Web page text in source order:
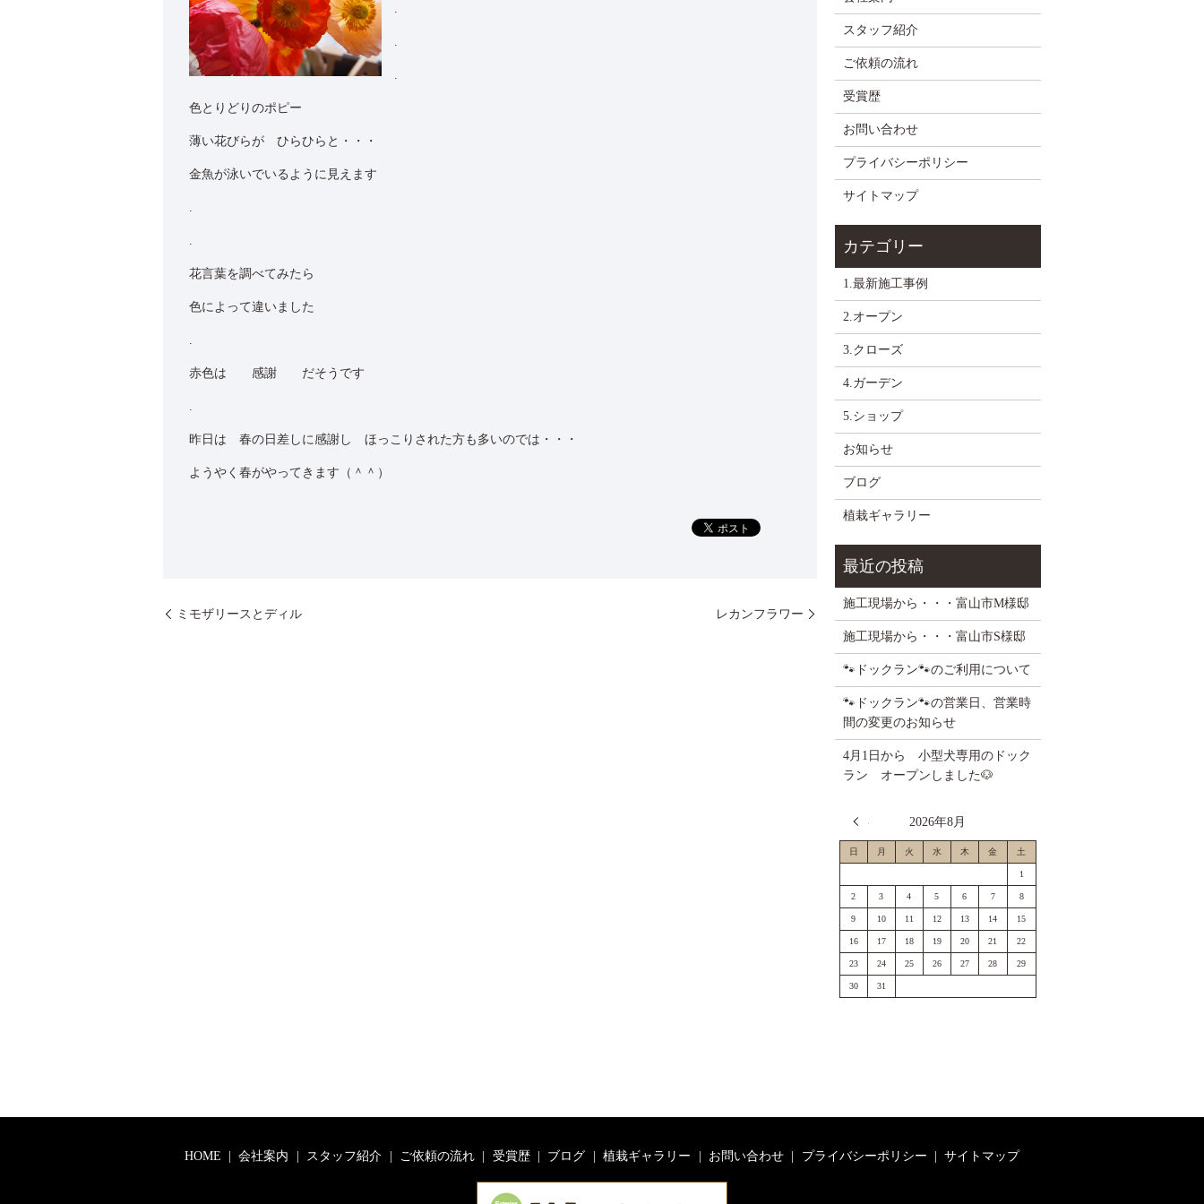
色とりどりのポピー
薄い花びらが ひらひらと・・・
金魚が泳いでいるように見えます
花言葉を調べてみたら
色によって違いました
赤色は 感謝 だそうです
昨日は 春の日差しに感謝し ほっこりされた方も多いのでは・・・
ようやく春がやってきます（＾＾）
ミモザリースとディル レカンフラワー
スタッフ紹介
ご依頼の流れ
受賞歴
お問い合わせ
プライバシーポリシー
サイトマップ
1.最新施工事例
2.オープン
3.クローズ
4.ガーデン
5.ショップ
お知らせ
ブログ
植栽ギャラリー
施工現場から・・・富山市M様邸
施工現場から・・・富山市S様邸
🐾ドックラン🐾のご利用について
🐾ドックラン🐾の営業日、営業時
間の変更のお知らせ
4月1日から 小型犬専用のドック
ラン オープンしました🐶
2026年8月
日 月 火 水 木 金 土
1
2 3 4 5 6 7 8
9 10 11 12 13 14 15
16 17 18 19 20 21 22
23 24 25 26 27 28 29
30 31
HOME 会社案内 スタッフ紹介 ご依頼の流れ 受賞歴 ブログ 植栽ギャラリー お問い合わせ プライバシーポリシー サイトマップ